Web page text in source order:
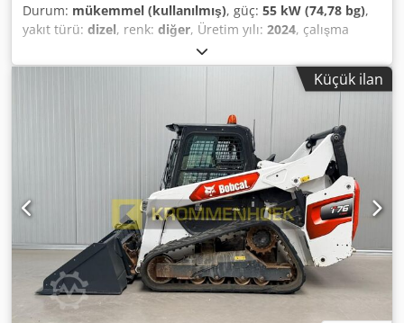
Durum: mükemmel (kullanılmış), güç: 55 kW (74,78 bg),
yakıt türü: dizel, renk: diğer, Üretim yılı: 2024, çalışma
klima
sayısı: 4 Motor hacmi: 2.400 cc Şasi tipi: sabit Direksiyon:
Bock Motor markası: Bobcat Boş ağırlık: 4.898 kg Boyutlar
(U x G x Y): 390 x 186 x 206 cm Fonksiyonel Hızlı değişim
sistemi: Evet CE işareti: evet Durum Teknik durum: çok iyi
Görsel durum: çok iyi = Diğer Seçenekler ve Ekipmanlar = -
Çalışma lambası/ları - Bom süspansiyonu - Kauçuk paletler
- Yüksek debi - Hidrolik hızlı değiştirici - Sinyal lambası - İki
hız = Notlar = Aktarma organı Emisyon seviyesi (Tier): Stage
V / Tier IV final Cjdpfoxn S N Rox Af Eorf Genel Üretim
ülkesi: ABD Durum CE tipi: CE Hidrolik hızlı değiştirici, 2
hız, Büyük ekran, Geri görüş kamerası, Klima, Havalı
süspansiyonlu koltuk
Küçük ilan